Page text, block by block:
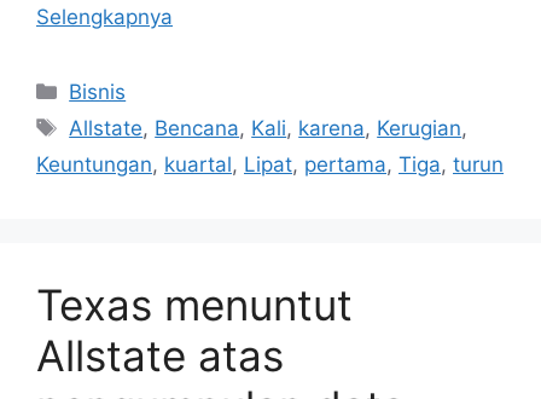
Selengkapnya
Kategori
Bisnis
Tag
Allstate, Bencana, Kali, karena, Kerugian,
Keuntungan, kuartal, Lipat, pertama, Tiga, turun
Texas menuntut
Allstate atas